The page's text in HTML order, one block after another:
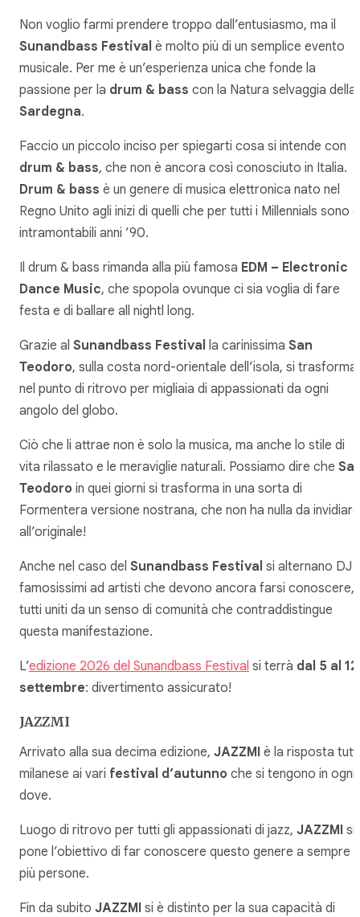
Non voglio farmi prendere troppo dall’entusiasmo, ma il
Sunandbass Festival è molto più di un semplice evento
musicale. Per me è un’esperienza unica che fonde la
passione per la drum & bass con la Natura selvaggia della
Sardegna.
Faccio un piccolo inciso per spiegarti cosa si intende con
drum & bass, che non è ancora così conosciuto in Italia.
Drum & bass è un genere di musica elettronica nato nel
Regno Unito agli inizi di quelli che per tutti i Millennials sono
intramontabili anni ’90.
Il drum & bass rimanda alla più famosa EDM – Electronic
Dance Music, che spopola ovunque ci sia voglia di fare
festa e di ballare all nightl long.
Grazie al Sunandbass Festival la carinissima San
Teodoro, sulla costa nord-orientale dell’isola, si trasforma
nel punto di ritrovo per migliaia di appassionati da ogni
angolo del globo.
Ciò che li attrae non è solo la musica, ma anche lo stile di
vita rilassato e le meraviglie naturali. Possiamo dire che
Teodoro in quei giorni si trasforma in una sorta di
Formentera versione nostrana, che non ha nulla da invidiare
all’originale!
Anche nel caso del Sunandbass Festival si alternano DJ
famosissimi ad artisti che devono ancora farsi conoscere,
tutti uniti da un senso di comunità che contraddistingue
questa manifestazione.
L’edizione 2026 del Sunandbass Festival si terrà dal 5 al 12
settembre: divertimento assicurato!
JAZZMI
Arrivato alla sua decima edizione, JAZZMI è la risposta
milanese ai vari festival d’autunno che si tengono in ogni
dove.
Luogo di ritrovo per tutti gli appassionati di jazz, JAZZMI si
pone l’obiettivo di far conoscere questo genere a sempre
più persone.
Fin da subito JAZZMI si è distinto per la sua capacità di